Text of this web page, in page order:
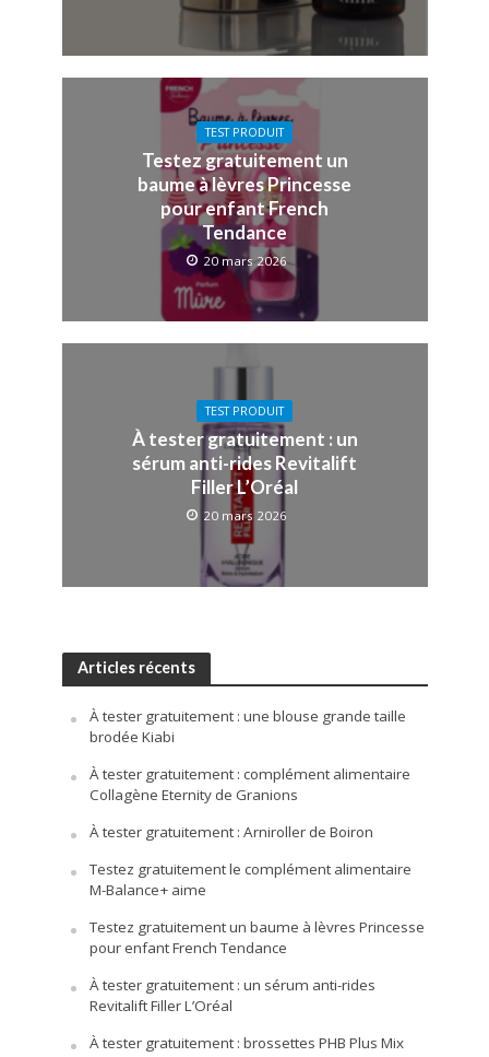
TEST PRODUIT
Testez gratuitement un
baume à lèvres Princesse
pour enfant French
Tendance
20 mars 2026
TEST PRODUIT
À tester gratuitement : un
sérum anti-rides Revitalift
Filler L’Oréal
20 mars 2026
Articles récents
À tester gratuitement : une blouse grande taille
brodée Kiabi
À tester gratuitement : complément alimentaire
Collagène Eternity de Granions
À tester gratuitement : Arniroller de Boiron
Testez gratuitement le complément alimentaire
M-Balance+ aime
Testez gratuitement un baume à lèvres Princesse
pour enfant French Tendance
À tester gratuitement : un sérum anti-rides
Revitalift Filler L’Oréal
À tester gratuitement : brossettes PHB Plus Mix